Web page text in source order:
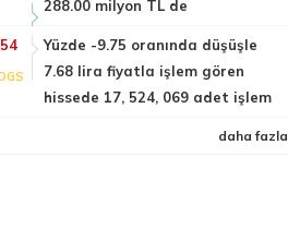
288.00 milyon TL de
Yüzde -9.75 oranında düşüşle
7.68 lira fiyatla işlem gören
hissede 17, 524, 069 adet işlem
daha fazla